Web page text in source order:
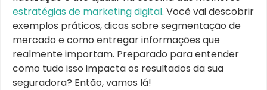
estratégias de marketing digital. Você vai descobrir
exemplos práticos, dicas sobre segmentação de
mercado e como entregar informações que
realmente importam. Preparado para entender
como tudo isso impacta os resultados da sua
seguradora? Então, vamos lá!